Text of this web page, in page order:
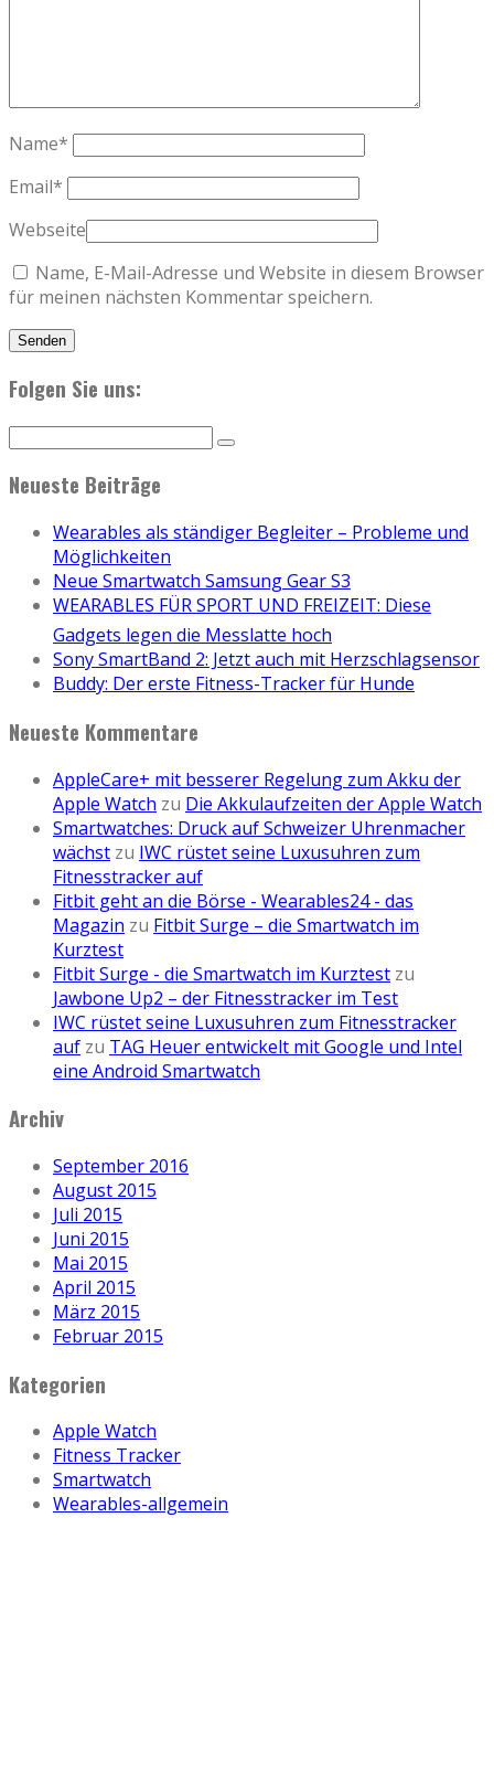
Name*
Email*
Webseite
Name, E-Mail-Adresse und Website in diesem Browser
für meinen nächsten Kommentar speichern.
Folgen Sie uns:
Neueste Beiträge
Wearables als ständiger Begleiter – Probleme und
Möglichkeiten
Neue Smartwatch Samsung Gear S3
WEARABLES FÜR SPORT UND FREIZEIT: Diese
Gadgets legen die Messlatte hoch
Sony SmartBand 2: Jetzt auch mit Herzschlagsensor
Buddy: Der erste Fitness-Tracker für Hunde
Neueste Kommentare
AppleCare+ mit besserer Regelung zum Akku der
Apple Watch zu Die Akkulaufzeiten der Apple Watch
Smartwatches: Druck auf Schweizer Uhrenmacher
wächst zu IWC rüstet seine Luxusuhren zum
Fitnesstracker auf
Fitbit geht an die Börse - Wearables24 - das
Magazin zu Fitbit Surge – die Smartwatch im
Kurztest
Fitbit Surge - die Smartwatch im Kurztest zu
Jawbone Up2 – der Fitnesstracker im Test
IWC rüstet seine Luxusuhren zum Fitnesstracker
auf zu TAG Heuer entwickelt mit Google und Intel
eine Android Smartwatch
Archiv
September 2016
August 2015
Juli 2015
Juni 2015
Mai 2015
April 2015
März 2015
Februar 2015
Kategorien
Apple Watch
Fitness Tracker
Smartwatch
Wearables-allgemein